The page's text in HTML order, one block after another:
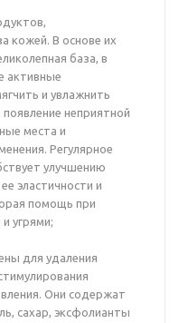
кожей. В основе их
база, в
активные
и увлажнить
неприятной
места и
Регулярное
улучшению
эластичности и
помощь при
угрями;
для удаления
Они содержат
сахар, эксфолианты